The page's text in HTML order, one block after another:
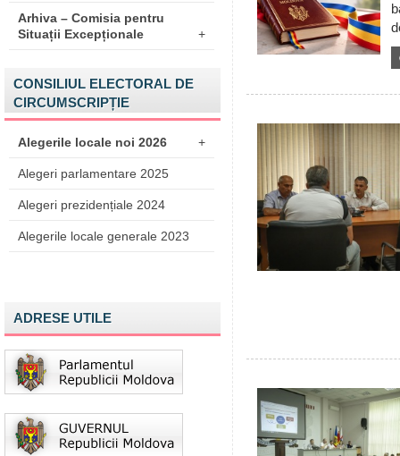
Arhiva – Comisia pentru
Situații Excepționale
+
CONSILIUL ELECTORAL DE
CIRCUMSCRIPȚIE
Alegerile locale noi 2026 +
Alegeri parlamentare 2025
Alegeri prezidențiale 2024
Alegerile locale generale 2023
ADRESE UTILE